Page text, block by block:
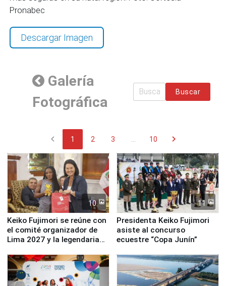
Pronabec
Descargar Imagen
Galería
Fotográfica
Buscar
chevron_left 1 2 3 10 chevron_right
10
Keiko Fujimori se reúne con
el comité organizador de
Lima 2027 y la legendaria
11
Presidenta Keiko Fujimori
asiste al concurso
ecuestre “Copa Junín”